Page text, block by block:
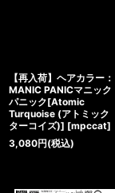
【再入荷】ヘアカラー：
MANIC PANICマニック
パニック[Atomic
Turquoise (アトミック
ターコイズ)] [mpccat]
3,080円(税込)